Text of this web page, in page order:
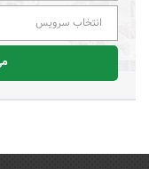
انتخاب سرویس